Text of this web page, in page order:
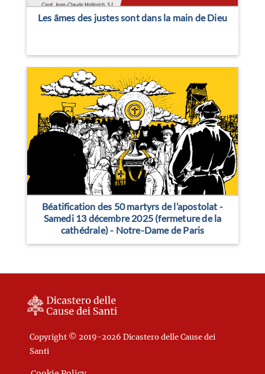
Les âmes des justes sont dans la main de Dieu
Béatification des 50 martyrs de l’apostolat -
Samedi 13 décembre 2025 (fermeture de la
cathédrale) - Notre-Dame de Paris
Copyright © 2019-2026 Dicastero delle Cause dei
Santi